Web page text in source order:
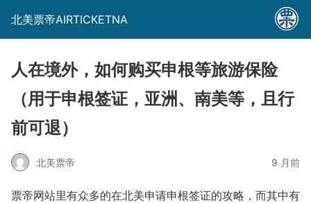
北美票帝AIRTICKETNA
人在境外，如何购买申根等旅游保险
（用于申根签证，亚洲、南美等，且行
前可退）
北美票帝 9 月前
票帝网站里有众多的在北美申请申根签证的攻略，而其中有